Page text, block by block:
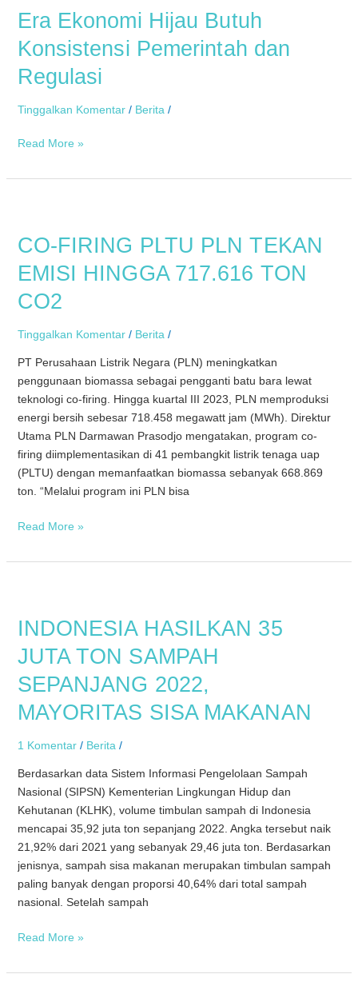
Era Ekonomi Hijau Butuh
Konsistensi Pemerintah dan
Regulasi
Tinggalkan Komentar / Berita /
Hijau
Konsistensi
Pemerintah
Regulasi
Read More »
CO-FIRING PLTU PLN TEKAN
EMISI HINGGA 717.616 TON
CO2
Tinggalkan Komentar / Berita /
PT Perusahaan Listrik Negara (PLN) meningkatkan
penggunaan biomassa sebagai pengganti batu bara lewat
teknologi co-firing. Hingga kuartal III 2023, PLN memproduksi
energi bersih sebesar 718.458 megawatt jam (MWh). Direktur
Utama PLN Darmawan Prasodjo mengatakan, program co-
firing diimplementasikan di 41 pembangkit listrik tenaga uap
(PLTU) dengan memanfaatkan biomassa sebanyak 668.869
ton. “Melalui program ini PLN bisa
PLTU
TEKAN
EMISI
717.616
CO2
Read More »
INDONESIA HASILKAN 35
JUTA TON SAMPAH
SEPANJANG 2022,
MAYORITAS SISA MAKANAN
1 Komentar / Berita /
Berdasarkan data Sistem Informasi Pengelolaan Sampah
Nasional (SIPSN) Kementerian Lingkungan Hidup dan
Kehutanan (KLHK), volume timbulan sampah di Indonesia
mencapai 35,92 juta ton sepanjang 2022. Angka tersebut naik
21,92% dari 2021 yang sebanyak 29,46 juta ton. Berdasarkan
jenisnya, sampah sisa makanan merupakan timbulan sampah
paling banyak dengan proporsi 40,64% dari total sampah
nasional. Setelah sampah
35
TON
SAMPAH
2022,
SISA
MAKANAN
Read More »